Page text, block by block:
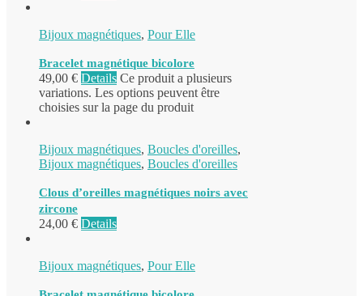
Bijoux magnétiques, Pour Elle
Bracelet magnétique bicolore
49,00 € Details Ce produit a plusieurs
variations. Les options peuvent être
choisies sur la page du produit
Bijoux magnétiques, Boucles d'oreilles,
Bijoux magnétiques, Boucles d'oreilles
Clous d’oreilles magnétiques noirs avec
zircone
24,00 € Details
Bijoux magnétiques, Pour Elle